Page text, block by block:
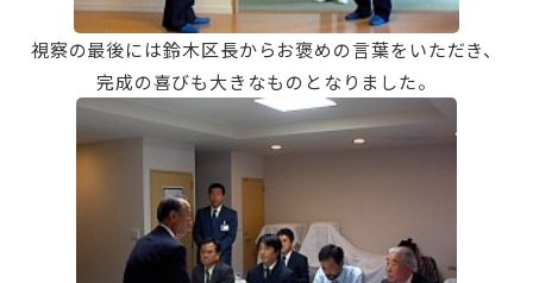
視察の最後には鈴木区長からお褒めの言葉をいただき、
完成の喜びも大きなものとなりました。